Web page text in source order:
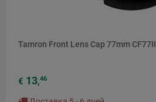
Tamron Front Lens Cap 77mm CF77II
€ 13,46